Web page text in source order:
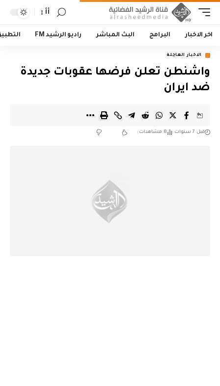
أأ
اخر الاخبار البرامج البث المباشر راديو الرشيد FM
الاخبار العاجلة
واشنطن تعلن فرضها عقوبات جديدة
ضد ايران
قبل 7 سنوات 8 مشاهدات